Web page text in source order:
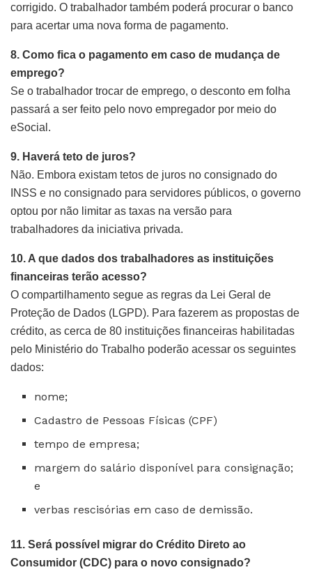
corrigido. O trabalhador também poderá procurar o banco
para acertar uma nova forma de pagamento.
8. Como fica o pagamento em caso de mudança de
emprego?
Se o trabalhador trocar de emprego, o desconto em folha
passará a ser feito pelo novo empregador por meio do
eSocial.
9. Haverá teto de juros?
Não. Embora existam tetos de juros no consignado do
INSS e no consignado para servidores públicos, o governo
optou por não limitar as taxas na versão para
trabalhadores da iniciativa privada.
10. A que dados dos trabalhadores as instituições
financeiras terão acesso?
O compartilhamento segue as regras da Lei Geral de
Proteção de Dados (LGPD). Para fazerem as propostas de
crédito, as cerca de 80 instituições financeiras habilitadas
pelo Ministério do Trabalho poderão acessar os seguintes
dados:
nome;
Cadastro de Pessoas Físicas (CPF)
tempo de empresa;
margem do salário disponível para consignação;
e
verbas rescisórias em caso de demissão.
11. Será possível migrar do Crédito Direto ao
Consumidor (CDC) para o novo consignado?